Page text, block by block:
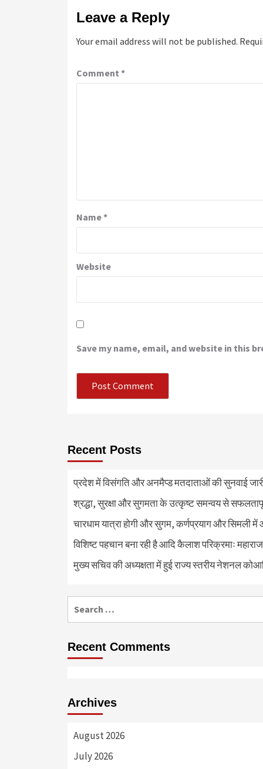
Leave a Reply
Your email address will not be published.
Comment *
Name*
Website
Save my name, email, and website in this
Recent Posts
प्रदेश में विसंगति और अनमैप्ड मतदाताओं की सुनवाई
श्रद्धा, सुरक्षा और सुगमता के उत्कृष्ट समन्वय से
चारधाम यात्रा होगी और सुगम, कर्णप्रयाग और सिमली
विशिष्ट पहचान बना रही है आदि कैलाश परिक्रमाः महाराज
मुख्य सचिव की अध्यक्षता में हुई राज्य स्तरीय नेशनल
for:
Recent Comments
Archives
August 2026
July 2026